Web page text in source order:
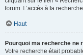
forum. L’accès à la
Haut
Pourquoi ma recherche ne
Votre recherche était